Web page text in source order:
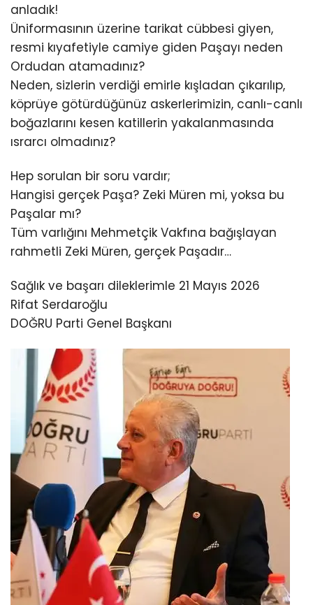
anladık!
Üniformasının üzerine tarikat cübbesi giyen,
resmi kıyafetiyle camiye giden Paşayı neden
Ordudan atamadınız?
Neden, sizlerin verdiği emirle kışladan çıkarılıp,
köprüye götürdüğünüz askerlerimizin, canlı-canlı
boğazlarını kesen katillerin yakalanmasında
ısrarcı olmadınız?
Hep sorulan bir soru vardır;
Hangisi gerçek Paşa? Zeki Müren mi, yoksa bu
Paşalar mı?
Tüm varlığını Mehmetçik Vakfına bağışlayan
rahmetli Zeki Müren, gerçek Paşadır…
Sağlık ve başarı dileklerimle 21 Mayıs 2026
Rifat Serdaroğlu
DOĞRU Parti Genel Başkanı